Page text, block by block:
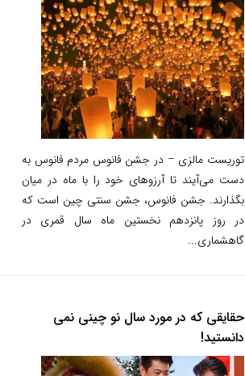
توریست مالزی – در جشن فانوس مردم فانوس به
دست می‌آیند تا آرزوهای خود را با ماه در میان
بگذارند. جشن فانوس، جشن سنتی چین است که
در روز پانزدهم نخستین ماه سال قمری در
گاهشماری...
حقایقی که در مورد سال نو چینی نمی
دانستید!